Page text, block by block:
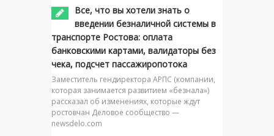
Все, что вы хотели знать о
введении безналичной системы в
транспорте Ростова: оплата
банковскими картами, валидаторы без
чека, подсчет пассажиропотока
Заместитель гендиректора АРПС (компании,
которая занимается развитием «безнала»)
рассказал об изменениях, которые ждут
ростовчан Деловое сообщество —
newsdelo.com